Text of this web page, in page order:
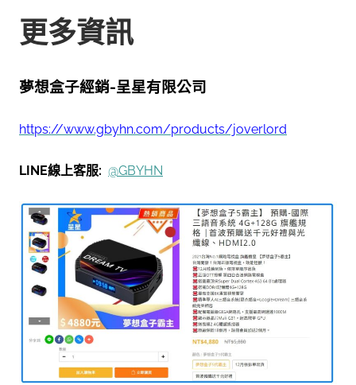
更多資訊
夢想盒子經銷-呈星有限公司
https://www.gbyhn.com/products/joverlord
LINE線上客服: @GBYHN